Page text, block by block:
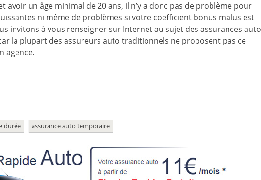
avoir un âge minimal de 20 ans, il n’y a donc pas de problème pour
ni même de problèmes si votre coefficient bonus malus est
invitons à vous renseigner sur Internet au sujet des assurances auto
la plupart des assureurs auto traditionnels ne proposent pas ce
agence.
durée assurance auto temporaire